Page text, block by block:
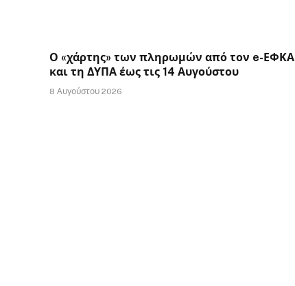
Ο «χάρτης» των πληρωμών από τον e-ΕΦΚΑ
και τη ΔΥΠΑ έως τις 14 Αυγούστου
8 Αυγούστου 2026